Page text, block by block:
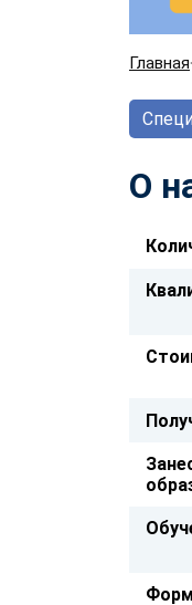
Главная
О